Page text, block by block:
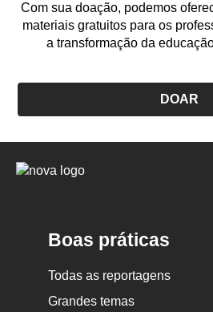
Com sua doação, podemos
materiais gratuitos para os
a transformação da
DOAR
Logo
Boas práticas
Todas as reportagens
Grandes temas